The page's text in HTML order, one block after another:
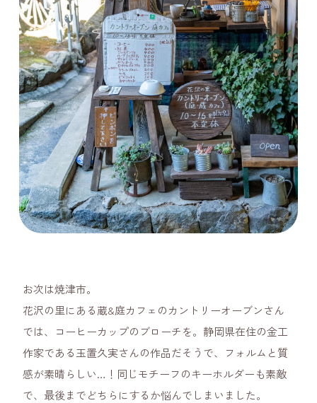
お次は焼津市。
花沢の里にある蔵&庭カフェのカントリーオーブンさん
では、コーヒーカップのブローチを。静岡県在住の金工
作家である玉置久実さんの作品だそうで、フォルムと質
感が素晴らしい…！同じモチーフのキーホルダーも素敵
で、最後までどちらにするか悩んでしまいました。